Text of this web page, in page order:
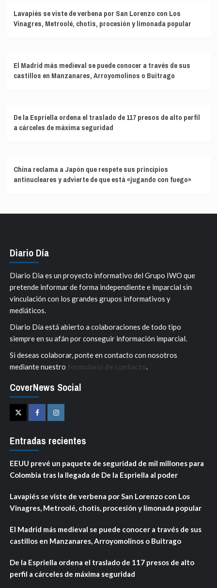
Lavapiés se viste de verbena por San Lorenzo con Los
Vinagres, Metroolé, chotis, procesión y limonada popular
El Madrid más medieval se puede conocer a través de sus
castillos en Manzanares, Arroyomolinos o Buitrago
De la Espriella ordena el traslado de 117 presos de alto perfil
a cárceles de máxima seguridad
China reclama a Japón que respete sus principios
antinucleares y advierte de que está «jugando con fuego»
Diario Día
Diario Dia es un proyecto informativo del Grupo IWO que
pretende informar de forma independiente e imparcial sin
vinculación con los grandes grupos informativos y
mediáticos.
Diario Día está abierto a colaboraciones de todo tipo
siempre en su afán por conseguir información imparcial.
Si deseas colaborar, ponte en contacto con nosotros
mediante nuestro formulario de contacto.
CoverNews Social
TwitterFacebookInstagram
Entradas recientes
EEUU prevé un paquete de seguridad de mil millones para
Colombia tras la llegada de De la Espriella al poder
Lavapiés se viste de verbena por San Lorenzo con Los
Vinagres, Metroolé, chotis, procesión y limonada popular
El Madrid más medieval se puede conocer a través de sus
castillos en Manzanares, Arroyomolinos o Buitrago
De la Espriella ordena el traslado de 117 presos de alto
perfil a cárceles de máxima seguridad